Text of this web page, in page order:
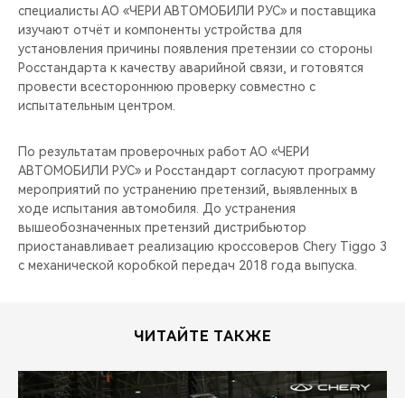
специалисты АО «ЧЕРИ АВТОМОБИЛИ РУС» и поставщика
изучают отчёт и компоненты устройства для
установления причины появления претензии со стороны
Росстандарта к качеству аварийной связи, и готовятся
провести всестороннюю проверку совместно с
испытательным центром.
По результатам проверочных работ АО «ЧЕРИ
АВТОМОБИЛИ РУС» и Росстандарт согласуют программу
мероприятий по устранению претензий, выявленных в
ходе испытания автомобиля. До устранения
вышеобозначенных претензий дистрибьютор
приостанавливает реализацию кроссоверов Chery Tiggo 3
с механической коробкой передач 2018 года выпуска.
ЧИТАЙТЕ ТАКЖЕ